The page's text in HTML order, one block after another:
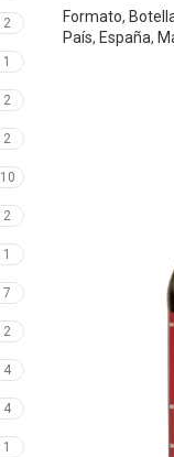
2
1
2
2
10
2
1
7
2
4
4
1
Formato,
País, España,